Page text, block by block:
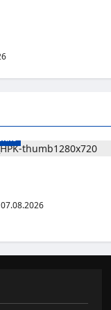
07.08.2026